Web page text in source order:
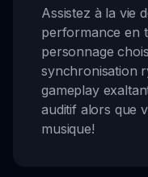
Assistez à la vie
performance en
personnage
synchronisation
gameplay
auditif alors que
musique!